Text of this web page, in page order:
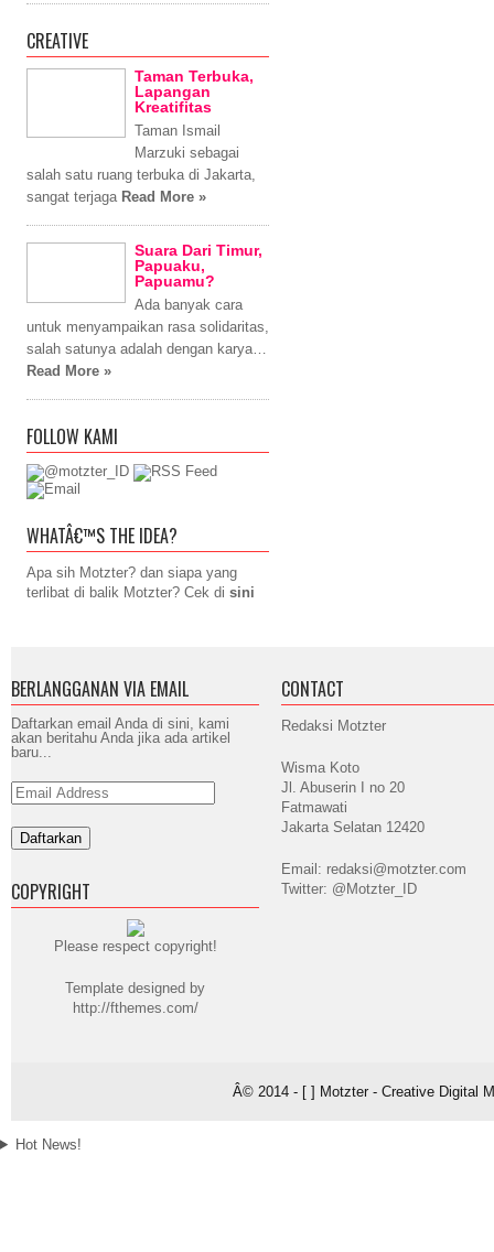
CREATIVE
Taman Terbuka,
Lapangan
Kreatifitas
Taman Ismail
Marzuki sebagai
salah satu ruang terbuka di Jakarta,
sangat terjaga Read More »
Suara Dari Timur,
Papuaku,
Papuamu?
Ada banyak cara
untuk menyampaikan rasa solidaritas,
salah satunya adalah dengan karya…
Read More »
FOLLOW KAMI
WHATÂ€™S THE IDEA?
Apa sih Motzter? dan siapa yang
terlibat di balik Motzter? Cek di sini
BERLANGGANAN VIA EMAIL
Daftarkan email Anda di sini, kami
akan beritahu Anda jika ada artikel
baru...
Email
Address
COPYRIGHT
Please respect copyright!
Template designed by
http://fthemes.com/
CONTACT
Redaksi Motzter
Wisma Koto
Jl. Abuserin I no 20
Fatmawati
Jakarta Selatan 12420
Email: redaksi@motzter.com
Twitter: @Motzter_ID
Â© 2014 - [ ] Motzter - Creative Digital
Hot News!